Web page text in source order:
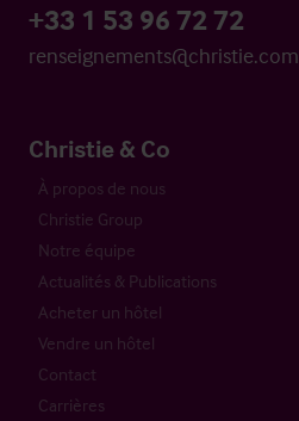
+33 1 53 96 72 72
renseignements@christie.com
Christie & Co
À propos de nous
Christie Group
Notre équipe
Actualités & Publications
Acheter un hôtel
Vendre un hôtel
Contact
Carrières